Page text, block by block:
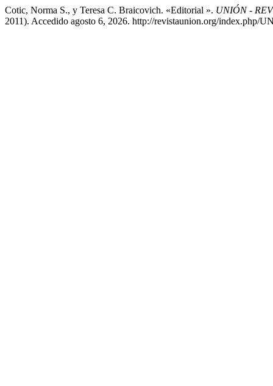
Cotic, Norma S., y Teresa C. Braicovich. «Editorial ». UNIÓN -
2011). Accedido agosto 6, 2026. http://revistaunion.org/index.php/